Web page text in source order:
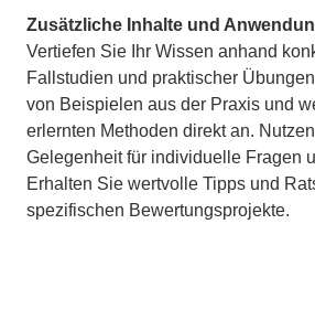
Zusätzliche Inhalte und
Vertiefen Sie Ihr Wissen anhand
Fallstudien und praktischer
von Beispielen aus der Praxis und
erlernten Methoden direkt an.
Gelegenheit für individuelle Fragen
Erhalten Sie wertvolle Tipps und
spezifischen Bewertungsprojekte.